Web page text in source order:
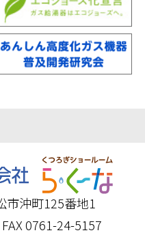
沖町125番地1
FAX 0761-24-5157